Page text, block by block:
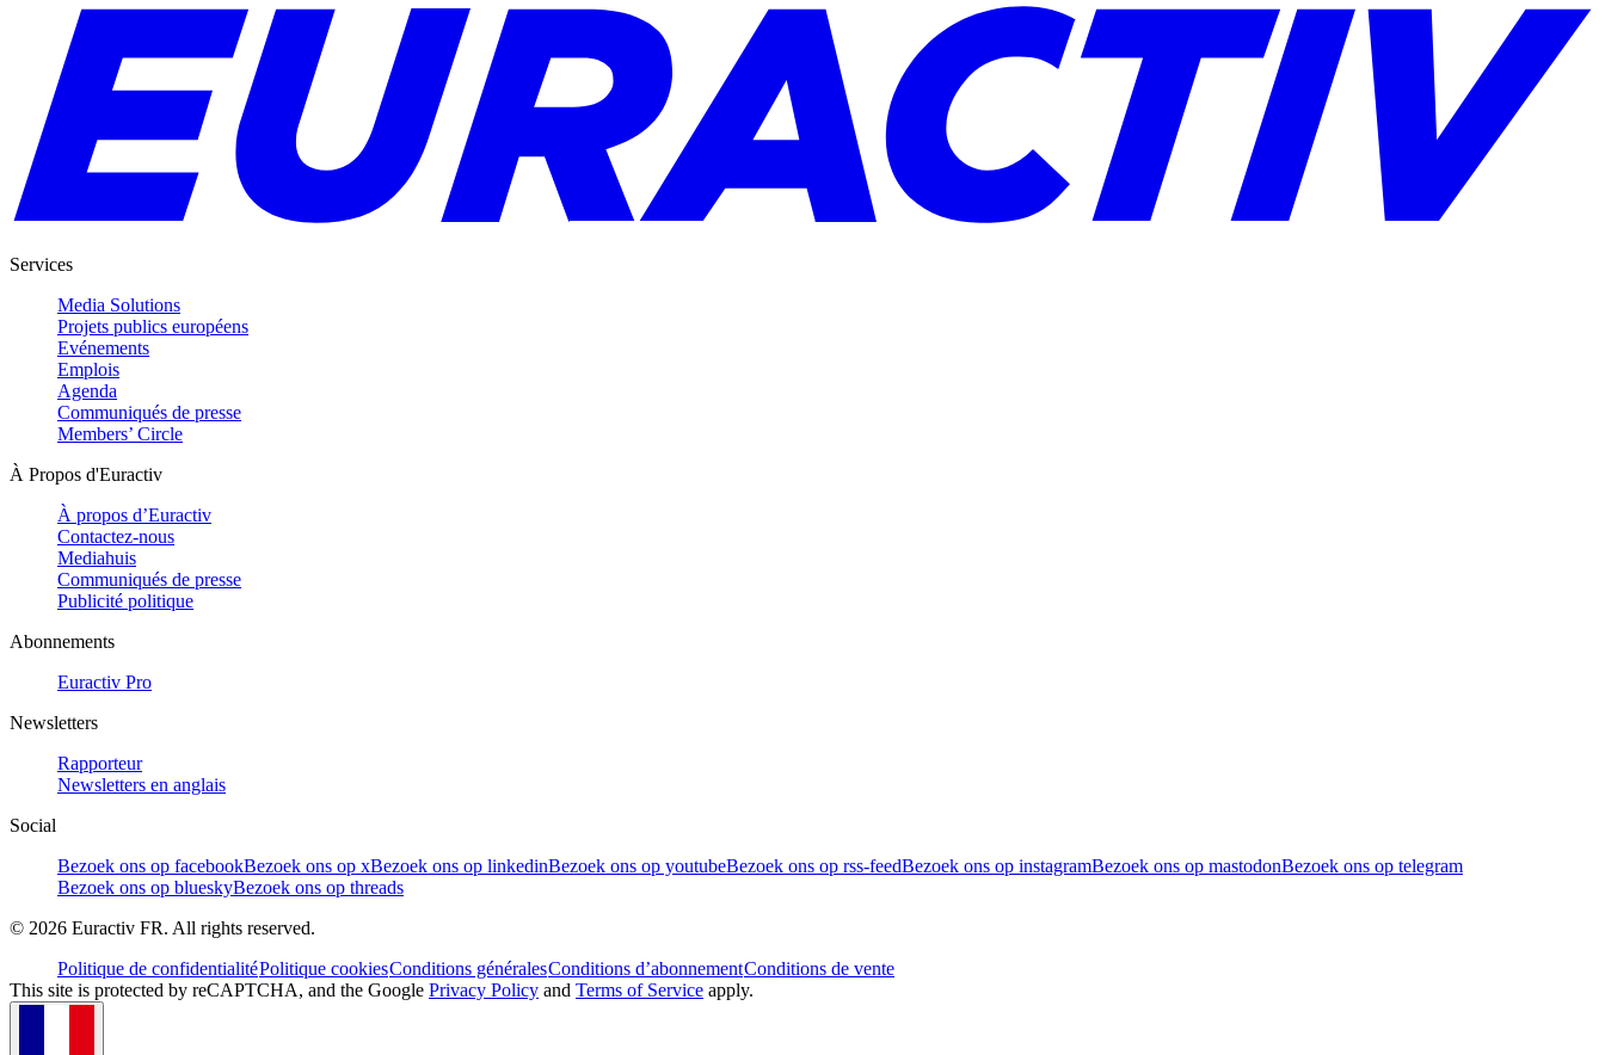
Services
Media Solutions
Projets publics européens
Evénements
Emplois
Agenda
Communiqués de presse
Members’ Circle
À Propos d'Euractiv
À propos d’Euractiv
Contactez-nous
Mediahuis
Communiqués de presse
Publicité politique
Abonnements
Euractiv Pro
Newsletters
Rapporteur
Newsletters en anglais
Social
Bezoek ons op facebookBezoek ons op xBezoek ons op linkedinBezoek ons op youtubeBezoek ons op rss-feedBezoek ons op instagramBezoek ons op mastodonBezoek ons op telegram
Bezoek ons op blueskyBezoek ons op threads
© 2026 Euractiv FR. All rights reserved.
Politique de confidentialitéPolitique cookiesConditions généralesConditions d’abonnementConditions de vente
This site is protected by reCAPTCHA, and the Google Privacy Policy and Terms of Service apply.